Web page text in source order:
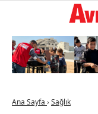
Ana Sayfa › Sağlık